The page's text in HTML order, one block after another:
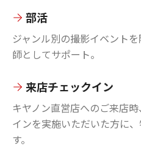
部活
ジャンル別の撮影イベント
師としてサポート。
来店チェックイン
キヤノン直営店へのご来店
インを実施いただいた方に
す。